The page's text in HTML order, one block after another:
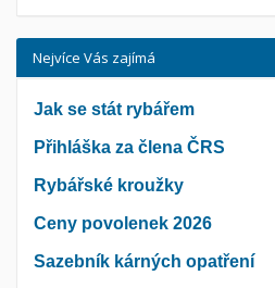
Nejvíce Vás zajímá
Jak se stát rybářem
Přihláška za člena ČRS
Rybářské kroužky
Ceny povolenek 2026
Sazebník kárných opatření